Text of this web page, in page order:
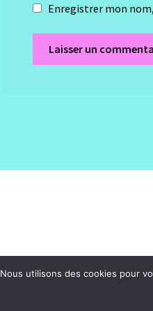
Enregistrer mon
Nous utilisons des cookies pour